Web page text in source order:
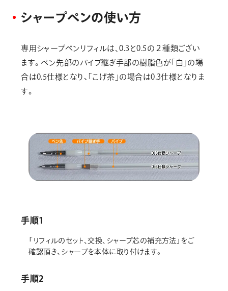
シャープペンの使い方
専用シャープペンリフィルは､0.3と0.5の２種類ござい
ます。ペン先部のパイプ継ぎ手部の樹脂色が｢白｣の場
合は0.5仕様となり、｢こげ茶｣の場合は0.3仕様となりま
す。
手順1
「リフィルのセット､交換､シャープ芯の補充方法」をご
確認頂き、シャープを本体に取り付けます。
手順2